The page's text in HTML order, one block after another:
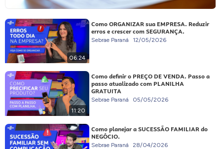
06:24
Como ORGANIZAR sua EMPRESA. Reduzir
erros e crescer com SEGURANÇA.
Sebrae Paraná 12/05/2026
11:20
Como definir o PREÇO DE VENDA. Passo a
passo atualizado com PLANILHA
GRATUITA
Sebrae Paraná 05/05/2026
Como planejar a SUCESSÃO FAMILIAR do
NEGÓCIO.
Sebrae Paraná 28/04/2026